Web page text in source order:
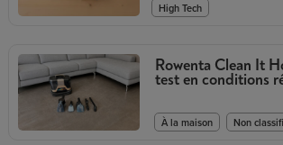
High Tech
Rowenta Clean It
test en conditions
À la maison Non